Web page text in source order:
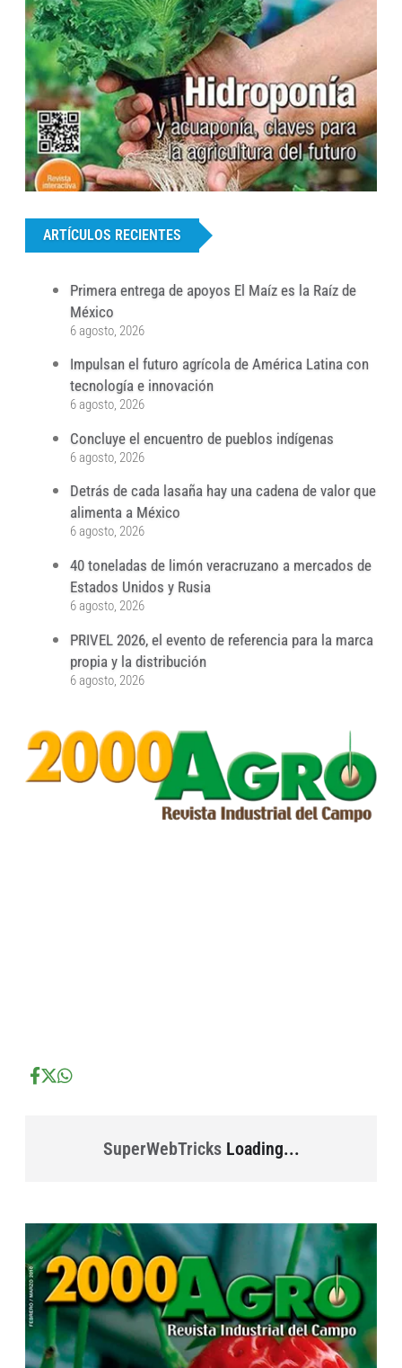
ARTÍCULOS RECIENTES
Primera entrega de apoyos El Maíz es la Raíz de
México
6 agosto, 2026
Impulsan el futuro agrícola de América Latina con
tecnología e innovación
6 agosto, 2026
Concluye el encuentro de pueblos indígenas
6 agosto, 2026
Detrás de cada lasaña hay una cadena de valor que
alimenta a México
6 agosto, 2026
40 toneladas de limón veracruzano a mercados de
Estados Unidos y Rusia
6 agosto, 2026
PRIVEL 2026, el evento de referencia para la marca
propia y la distribución
6 agosto, 2026
SuperWebTricksLoading...